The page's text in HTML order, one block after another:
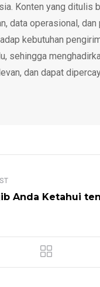
Konten yang ditulis
data operasional, dan
kebutuhan
sehingga
dan dapat
Anda Ketahui